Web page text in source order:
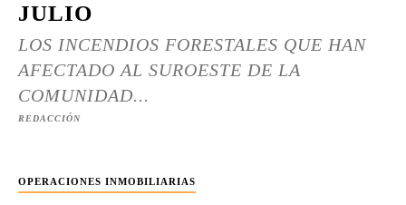
JULIO
LOS INCENDIOS FORESTALES QUE HAN
AFECTADO AL SUROESTE DE LA
COMUNIDAD...
REDACCIÓN
OPERACIONES INMOBILIARIAS